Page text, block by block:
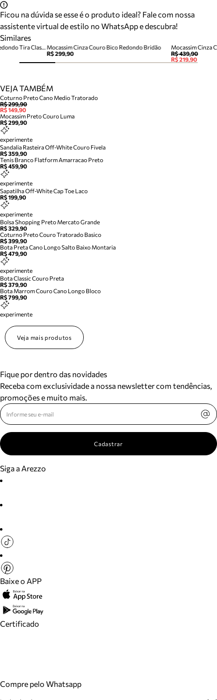
Ficou na dúvida se esse é o produto ideal? Fale com nossa
assistente virtual de estilo no WhatsApp e descubra!
Similares
Mocassim Cinza Couro Bico Redondo Bridão
R$ 299,90
R$ 439,90
R$ 219,90
Mocassim Cinza Couro Bico Redondo Tira Classic
VEJA TAMBÉM
Coturno Preto Cano Medio Tratorado
R$ 299,90
R$ 149,90
Mocassim Preto Couro Luma
R$ 299,90
experimente
Sandalia Rasteira Off-White Couro Fivela
R$ 359,90
Tenis Branco Flatform Amarracao Preto
R$ 459,90
experimente
Sapatilha Off-White Cap Toe Laco
R$ 199,90
experimente
Bolsa Shopping Preto Mercato Grande
R$ 329,90
Coturno Preto Couro Tratorado Basico
R$ 399,90
Bota Preta Cano Longo Salto Baixo Montaria
R$ 479,90
experimente
Bota Classic Couro Preta
R$ 379,90
Bota Marrom Couro Cano Longo Bloco
R$ 799,90
experimente
Veja mais produtos
Fique por dentro das novidades
Receba com exclusividade a nossa newsletter com tendências,
promoções e muito mais.
Cadastrar
Siga a Arezzo
Baixe o APP
Certificado
Compre pelo Whatsapp